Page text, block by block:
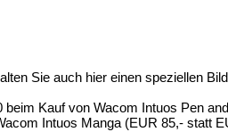
Sie auch hier einen speziellen
beim Kauf von Wacom Intuos Pen
Intuos Manga (EUR 85,- statt